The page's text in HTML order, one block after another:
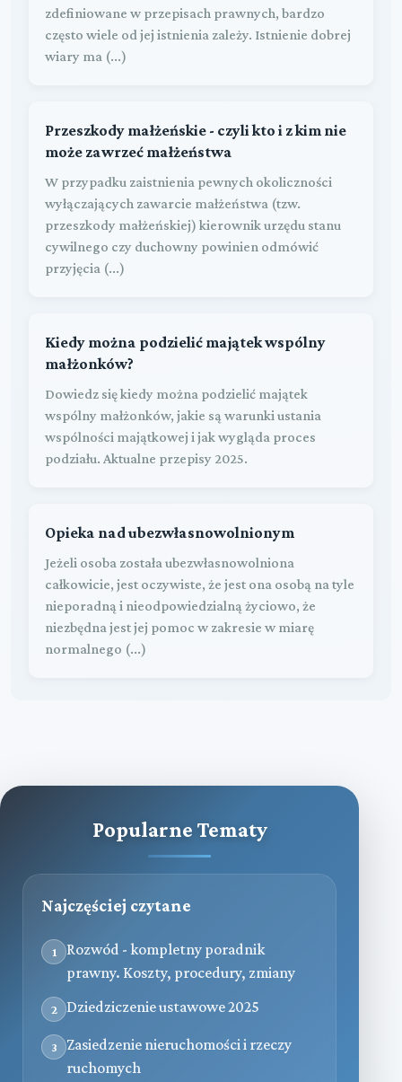
zdefiniowane w przepisach prawnych, bardzo
często wiele od jej istnienia zależy. Istnienie dobrej
wiary ma (...)
Przeszkody małżeńskie - czyli kto i z kim nie
może zawrzeć małżeństwa
W przypadku zaistnienia pewnych okoliczności
wyłączających zawarcie małżeństwa (tzw.
przeszkody małżeńskiej) kierownik urzędu stanu
cywilnego czy duchowny powinien odmówić
przyjęcia (...)
Kiedy można podzielić majątek wspólny
małżonków?
Dowiedz się kiedy można podzielić majątek
wspólny małżonków, jakie są warunki ustania
wspólności majątkowej i jak wygląda proces
podziału. Aktualne przepisy 2025.
Opieka nad ubezwłasnowolnionym
Jeżeli osoba została ubezwłasnowolniona
całkowicie, jest oczywiste, że jest ona osobą na tyle
nieporadną i nieodpowiedzialną życiowo, że
niezbędna jest jej pomoc w zakresie w miarę
normalnego (...)
Popularne Tematy
Najczęściej czytane
1
Rozwód - kompletny poradnik
prawny. Koszty, procedury, zmiany
2 Dziedziczenie ustawowe 2025
3
Zasiedzenie nieruchomości i rzeczy
ruchomych